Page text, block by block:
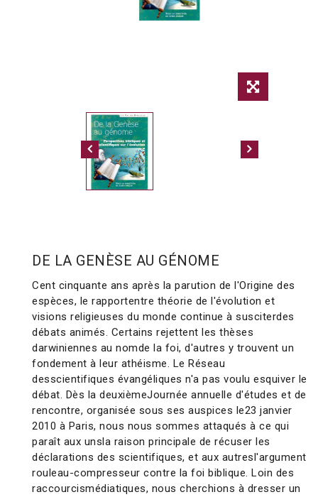
DE LA GENÈSE AU GÉNOME
Cent cinquante ans après la parution de l'Origine des
espèces, le rapportentre théorie de l'évolution et
visions religieuses du monde continue à susciterdes
débats animés. Certains rejettent les thèses
darwiniennes au nomde la foi, d'autres y trouvent un
fondement à leur athéisme. Le Réseau
desscientifiques évangéliques n'a pas voulu esquiver le
débat. Dès la deuxièmeJournée annuelle d'études et de
rencontre, organisée sous ses auspices le23 janvier
2010 à Paris, nous nous sommes attaqués à ce qui
paraît aux unsla raison principale de récuser les
déclarations des scientifiques, et aux autresl'argument
rouleau-compresseur contre la foi biblique. Loin des
raccourcismédiatiques, nous cherchions à dresser un